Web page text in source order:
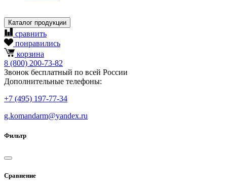
Каталог продукции
сравнить
понравились
корзина
8 (800) 200-73-82
Звонок бесплатный по всей России
Дополнительные телефоны:
+7 (495) 197-77-34
g.komandarm@yandex.ru
Фильтр
Сравнение